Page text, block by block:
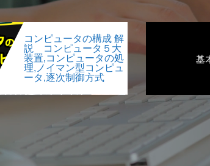
コンピュータの構成 解
説 コンピュータ５大
装置,コンピュータの処
理,ノイマン型コンピュ
ータ,逐次制御方式